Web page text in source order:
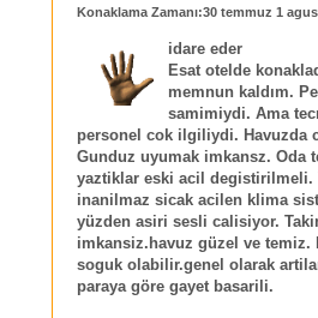
Konaklama Zamanı:30 temmuz 1
idare eder
Esat otelde
memnun kaldım.
samimiydi. Ama
personel cok ilgiliydi. Havuzda
Gunduz uyumak imkansz. Oda
yaztiklar eski acil degistirilmeli.
inanilmaz sicak acilen klima
yüzden asiri sesli calisiyor.
imkansiz.havuz güzel ve
soguk olabilir.genel olarak
paraya göre gayet basarili.